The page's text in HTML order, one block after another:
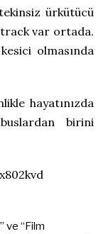
ürkütücü
var ortada.
olmasında
hayatınızda
birini
ve “Film